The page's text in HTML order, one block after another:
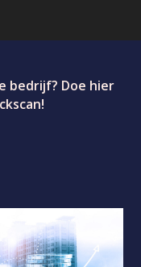
bedrijf? Doe hier